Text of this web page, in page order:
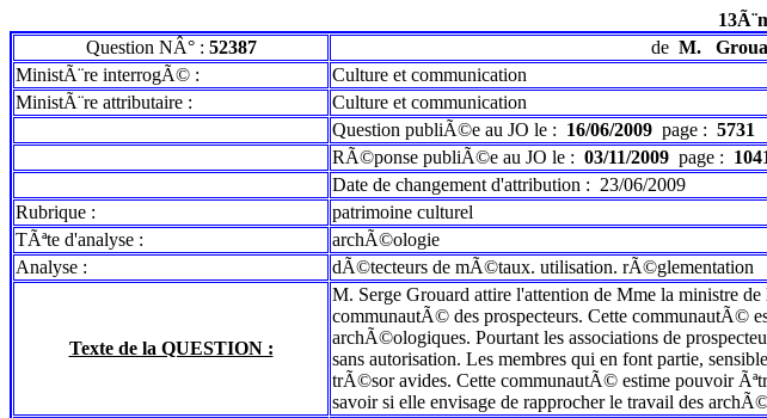
Question NÂ° : 52387 de M.
MinistÃ¨re interrogÃ© :
Culture et communication
MinistÃ¨re attributaire :
Culture et communication
Question publiÃ©e au JO le : 16/06/2009 page : 5731
RÃ©ponse publiÃ©e au JO le : 03/11/2009 page :
Date de changement d'attribution : 23/06/2009
Rubrique :
patrimoine culturel
TÃªte d'analyse :
archÃ©ologie
Analyse :
dÃ©tecteurs de mÃ©taux. utilisation. rÃ©glementation
Texte de la QUESTION :
M. Serge Grouard attire l'attention de Mme la ministre
communautÃ© des prospecteurs. Cette communautÃ©
archÃ©ologiques. Pourtant les associations de
sans autorisation. Les membres qui en font partie,
trÃ©sor avides. Cette communautÃ© estime pouvoir
savoir si elle envisage de rapprocher le travail des